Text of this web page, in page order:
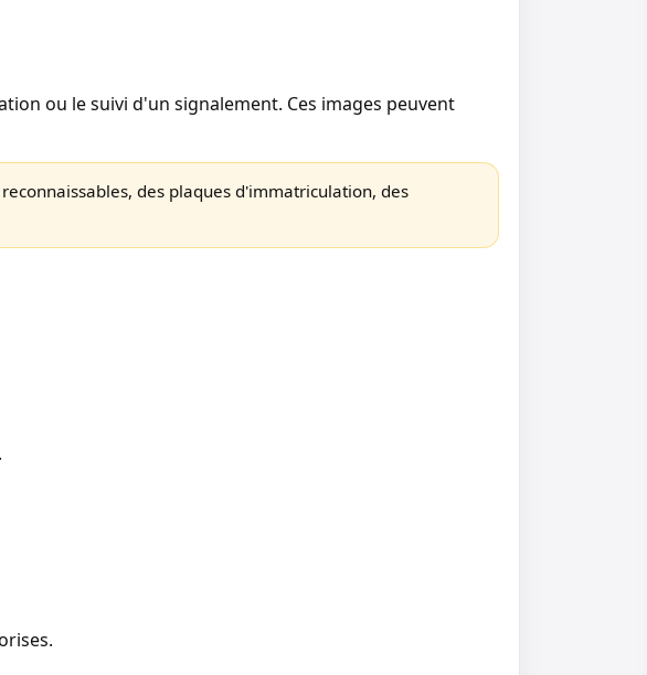
ou le suivi d'un signalement. Ces images peuvent
des plaques d'immatriculation, des